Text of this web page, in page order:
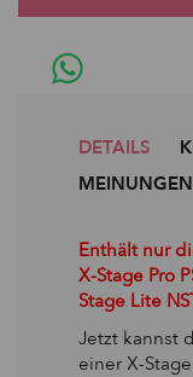
DETAILS
MEINUNGEN
Enthält nur
X-Stage Pro
Stage Lite
Jetzt kannst
einer X-